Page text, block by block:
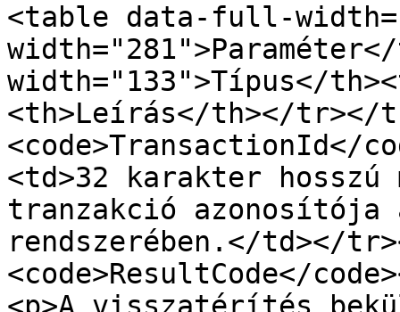
<table data-full-
width="133">Típus</
<th>Leírás</th></tr></
<code>TransactionId</
<td>32 karakter hosszú
tranzakció azonosítója a
rendszerében.</td></
<code>ResultCode</